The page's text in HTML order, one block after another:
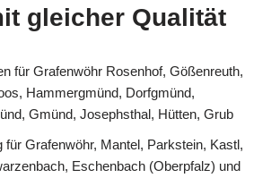
gleicher Qualität
für Grafenwöhr Rosenhof, Gößenreuth,
Hammergmünd, Dorfgmünd,
Gmünd, Josephsthal, Hütten, Grub
für Grafenwöhr, Mantel, Parkstein, Kastl,
Eschenbach (Oberpfalz) und